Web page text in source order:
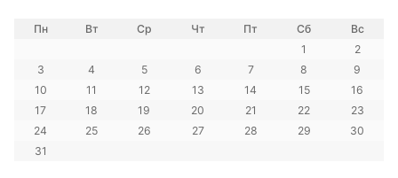
Пн Вт Ср Чт Пт Сб
Вс
1
2
3
4 5 6 7 8
9
10
11 12 13 14 15
16
17
18 19 20 21 22
23
24
25 26 27 28 29
30
31